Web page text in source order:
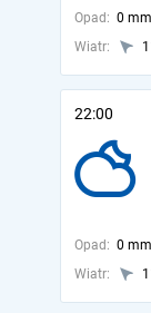
Opad: 0 mm
Wiatr:
22:00
Opad: 0 mm
Wiatr: